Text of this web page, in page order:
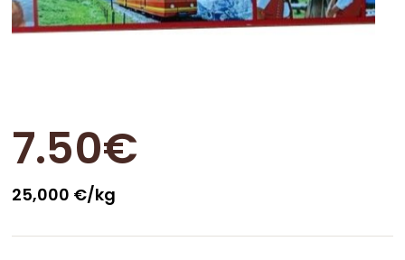
7.50€
25,000 €/kg